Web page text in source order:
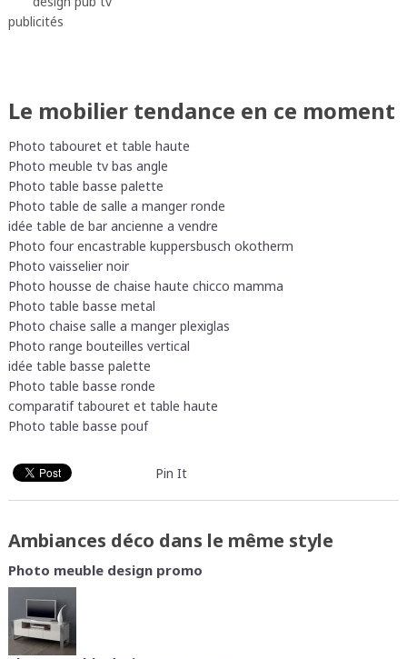
publicités
Le mobilier tendance en ce moment
Photo tabouret et table haute
Photo meuble tv bas angle
Photo table basse palette
Photo table de salle a manger ronde
idée table de bar ancienne a vendre
Photo four encastrable kuppersbusch okotherm
Photo vaisselier noir
Photo housse de chaise haute chicco mamma
Photo table basse metal
Photo chaise salle a manger plexiglas
Photo range bouteilles vertical
idée table basse palette
Photo table basse ronde
comparatif tabouret et table haute
Photo table basse pouf
Pin It
Ambiances déco dans le même style
Photo meuble design promo